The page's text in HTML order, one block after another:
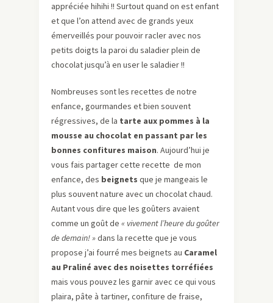
appréciée hihihi !! Surtout quand on est enfant
et que l’on attend avec de grands yeux
émerveillés pour pouvoir racler avec nos
petits doigts la paroi du saladier plein de
chocolat jusqu’à en user le saladier !!
Nombreuses sont les recettes de notre
enfance, gourmandes et bien souvent
régressives, de la tarte aux pommes à la
mousse au chocolat en passant par les
bonnes confitures maison. Aujourd’hui je
vous fais partager cette recette de mon
enfance, des beignets que je mangeais le
plus souvent nature avec un chocolat chaud.
Autant vous dire que les goûters avaient
comme un goût de « vivement l’heure du goûter
de demain! »dans la recette que je vous
propose j’ai fourré mes beignets au Caramel
au Praliné avec des noisettes torréfiées
mais vous pouvez les garnir avec ce qui vous
plaira, pâte à tartiner, confiture de fraise,